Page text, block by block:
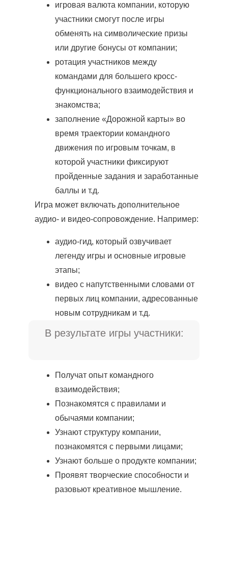
игровая валюта компании, которую
участники смогут после игры
обменять на символические призы
или другие бонусы от компании;
ротация участников между
командами для большего кросс-
функционального взаимодействия и
знакомства;
заполнение «Дорожной карты» во
время траектории командного
движения по игровым точкам, в
которой участники фиксируют
пройденные задания и заработанные
баллы и т.д.
Игра может включать дополнительное
аудио- и видео-сопровождение. Например:
аудио-гид, который озвучивает
легенду игры и основные игровые
этапы;
видео с напутственными словами от
первых лиц компании, адресованные
новым сотрудникам и т.д.
В результате игры участники:
Получат опыт командного
взаимодействия;
Познакомятся с правилами и
обычаями компании;
Узнают структуру компании,
познакомятся с первыми лицами;
Узнают больше о продукте компании;
Проявят творческие способности и
разовьют креативное мышление.